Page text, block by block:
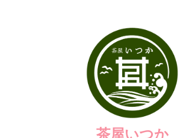
茶屋いつか